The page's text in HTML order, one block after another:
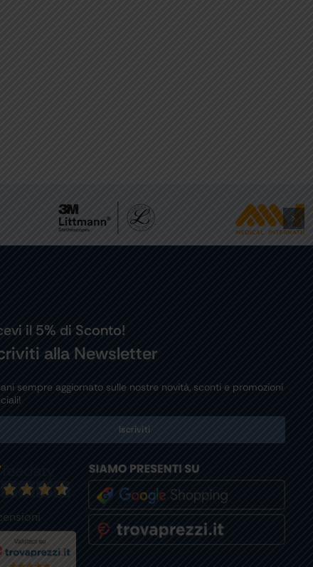
il 5% di Sconto!
alla Newsletter
sempre aggiornato sulle nostre novità, sconti e promozioni
Iscriviti